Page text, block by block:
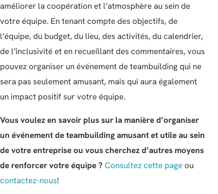
améliorer la coopération et l’atmosphère au sein de
votre équipe. En tenant compte des objectifs, de
l’équipe, du budget, du lieu, des activités, du calendrier,
de l’inclusivité et en recueillant des commentaires, vous
pouvez organiser un événement de teambuilding qui ne
sera pas seulement amusant, mais qui aura également
un impact positif sur votre équipe.
Vous voulez en savoir plus sur la manière d’organiser
un événement de teambuilding amusant et utile au sein
de votre entreprise ou vous cherchez d’autres moyens
de renforcer votre équipe ? Consultez cette pageou
contactez-nous!